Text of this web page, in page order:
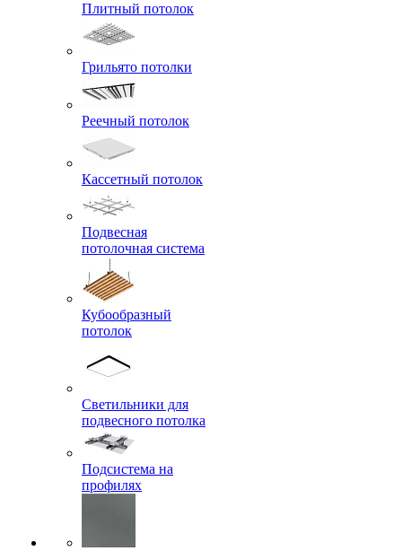
Плитный потолок
Грильято потолки
Реечный потолок
Кассетный потолок
Подвесная
потолочная система
Кубообразный
потолок
Светильники для
подвесного потолка
Подсистема на
профилях